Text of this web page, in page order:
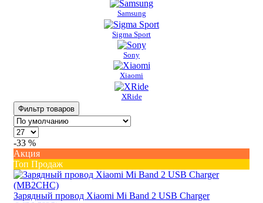
Samsung
Sigma Sport
Sony
Xiaomi
XRide
Фильтр товаров
-33 %
Акция
Топ Продаж
Зарядный провод Xiaomi Mi Band 2 USB Charger